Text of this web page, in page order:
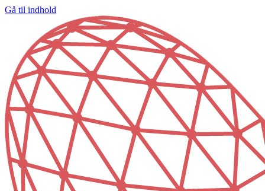
Gå til indhold